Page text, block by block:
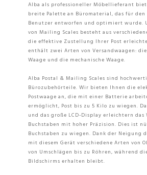
Alba als professioneller Möbellieferant
breite Palette an Büromaterial, das für
Benutzer entworfen und optimiert wurde.
von Mailing Scales besteht aus
die effektive Zustellung Ihrer Post
enthält zwei Arten von Versandwaagen:
Waage und die mechanische Waage.
Alba Postal & Mailing Scales sind
Bürozubehörteile. Wir bieten Ihnen die
Postwaage an, die mit einer Batterie
ermöglicht, Post bis zu 5 Kilo zu wiegen.
und das große LCD-Display erleichtern das
Buchstaben mit hoher Präzision. Dies ist
Buchstaben zu wiegen. Dank der Neigung
mit diesem Gerät verschiedene Arten von
von Umschlägen bis zu Röhren, während
Bildschirms erhalten bleibt.